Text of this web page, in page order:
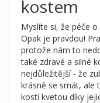
kostem
Myslíte si, že péče
Opak je pravdou!
protože nám to
také zdravé a silné
nejdůležitější - že
krásně se smát, ale
kosti kvetou díky